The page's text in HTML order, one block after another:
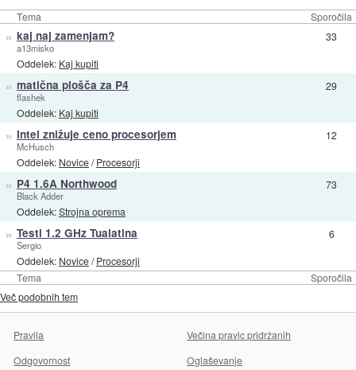
Tema Sporočila
Tema Sporočila
» kaj naj zamenjam?
a13misko
Oddelek: Kaj kupiti
33
» matična plošča za P4
flashek
Oddelek: Kaj kupiti
29
» Intel znižuje ceno procesorjem
McHusch
Oddelek: Novice/Procesorji
12
» P4 1.6A Northwood
Black Adder
Oddelek:Strojna oprema
73
» Testi 1.2 GHz Tualatina
Sergio
Oddelek: Novice/Procesorji
6
Več podobnih tem
Pravila
Večina pravic pridržanih
Odgovornost
Oglaševanje